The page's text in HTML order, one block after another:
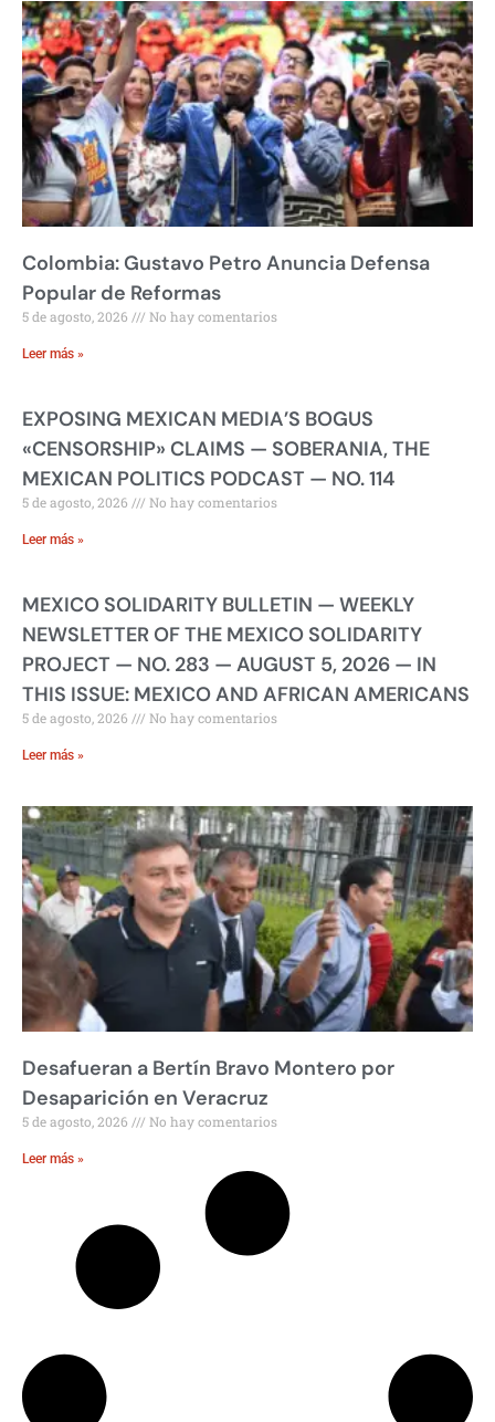
Colombia: Gustavo Petro Anuncia Defensa
Popular de Reformas
5 de agosto, 2026 No hay comentarios
Leer más »
EXPOSING MEXICAN MEDIA’S BOGUS
«CENSORSHIP» CLAIMS — SOBERANIA, THE
MEXICAN POLITICS PODCAST — NO. 114
5 de agosto, 2026 No hay comentarios
Leer más »
MEXICO SOLIDARITY BULLETIN — WEEKLY
NEWSLETTER OF THE MEXICO SOLIDARITY
PROJECT — NO. 283 — AUGUST 5, 2026 — IN
THIS ISSUE: MEXICO AND AFRICAN AMERICANS
5 de agosto, 2026 No hay comentarios
Leer más »
Desafueran a Bertín Bravo Montero por
Desaparición en Veracruz
5 de agosto, 2026 No hay comentarios
Leer más »